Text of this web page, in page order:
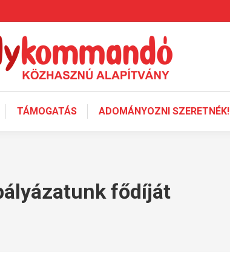
TÁMOGATÁS ADOMÁNYOZNI SZERETNÉK!
fődíját